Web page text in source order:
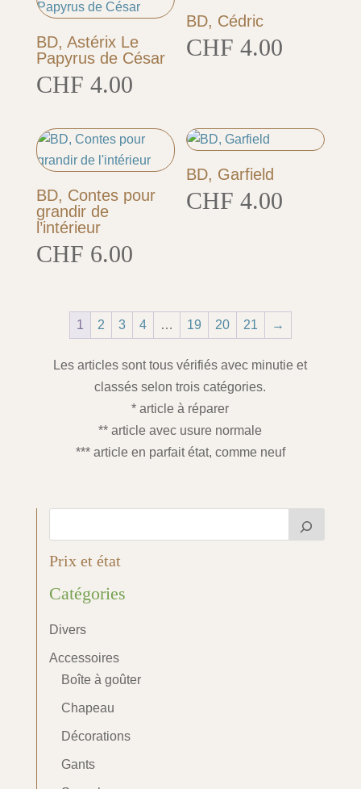
BD, Astérix Le
Papyrus de César
CHF 4.00
BD, Cédric
CHF 4.00
BD, Contes pour
grandir de
l’intérieur
CHF 6.00
BD, Garfield
CHF 4.00
1 2 3 4 … 19 20 21 →
Les articles sont tous vérifiés avec minutie et
classés selon trois catégories.
* article à réparer
** article avec usure normale
*** article en parfait état, comme neuf
Prix et état
Catégories
Divers
Accessoires
Boîte à goûter
Chapeau
Décorations
Gants